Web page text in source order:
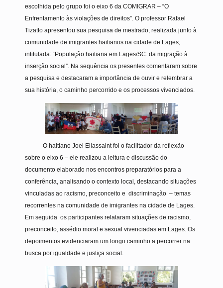
escolhida pelo grupo foi o eixo 6 da COMIGRAR – “O
Enfrentamento às violações de direitos”. O professor Rafael
Tizatto apresentou sua pesquisa de mestrado, realizada junto à
comunidade de imigrantes haitianos na cidade de Lages,
intitulada: “População haitiana em Lages/SC: da migração à
inserção social”. Na sequência os presentes comentaram sobre
a pesquisa e destacaram a importância de ouvir e relembrar a
sua história, o caminho percorrido e os processos vivenciados.
O haitiano Joel Eliassaint foi o facilitador da reflexão
sobre o eixo 6 – ele realizou a leitura e discussão do
documento elaborado nos encontros preparatórios para a
conferência, analisando o contexto local, destacando situações
vinculadas ao racismo, preconceito e discriminação – temas
recorrentes na comunidade de imigrantes na cidade de Lages.
Em seguida os participantes relataram situações de racismo,
preconceito, assédio moral e sexual vivenciadas em Lages. Os
depoimentos evidenciaram um longo caminho a percorrer na
busca por igualdade e justiça social.